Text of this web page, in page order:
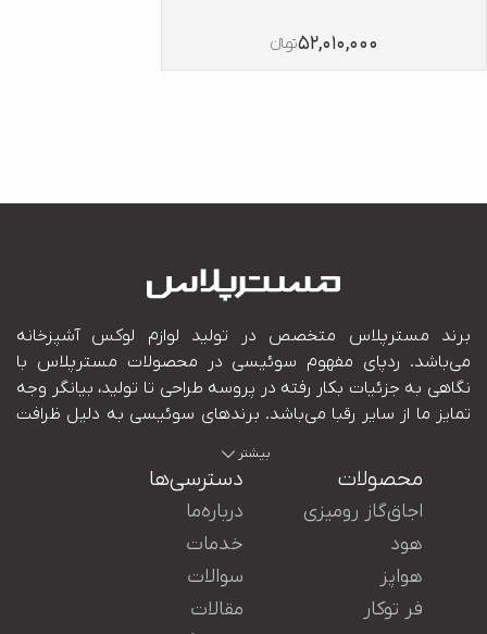
52,010,000تومانءءء
ایران در کنار شما هستند.
بیشتر
محصولات
اجاق‌گاز رومیزی
هود
هواپز
فر توکار
دسترسی‌ها
درباره‌ما
خدمات
سوالات
مقالات